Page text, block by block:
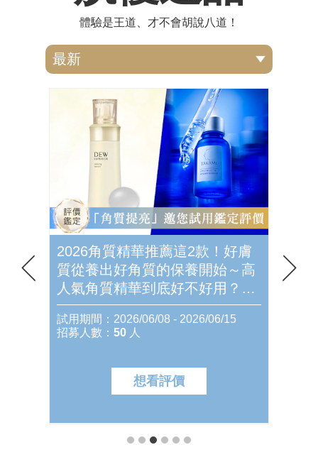
體驗是王道、才不會胡說八道！
高
2026美白精華推薦這3款！美周
報評價團邀你搶先體驗，挑戰7
天無瑕透亮，一起來看看網友們
的心得評價如何？
試用期間：2026/05/12 - 2026/05/24
招募人數： 150人
想看評價
美